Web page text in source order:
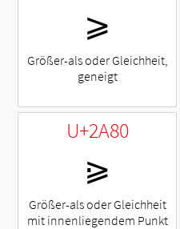
⩾
Größer-als oder Gleichheit,
geneigt
U+2A80
⪀
Größer-als oder Gleichheit
mit innenliegendem Punkt